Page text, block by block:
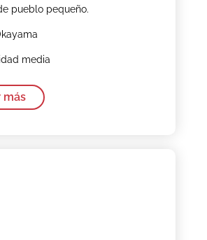
pueblo pequeño.
media
más